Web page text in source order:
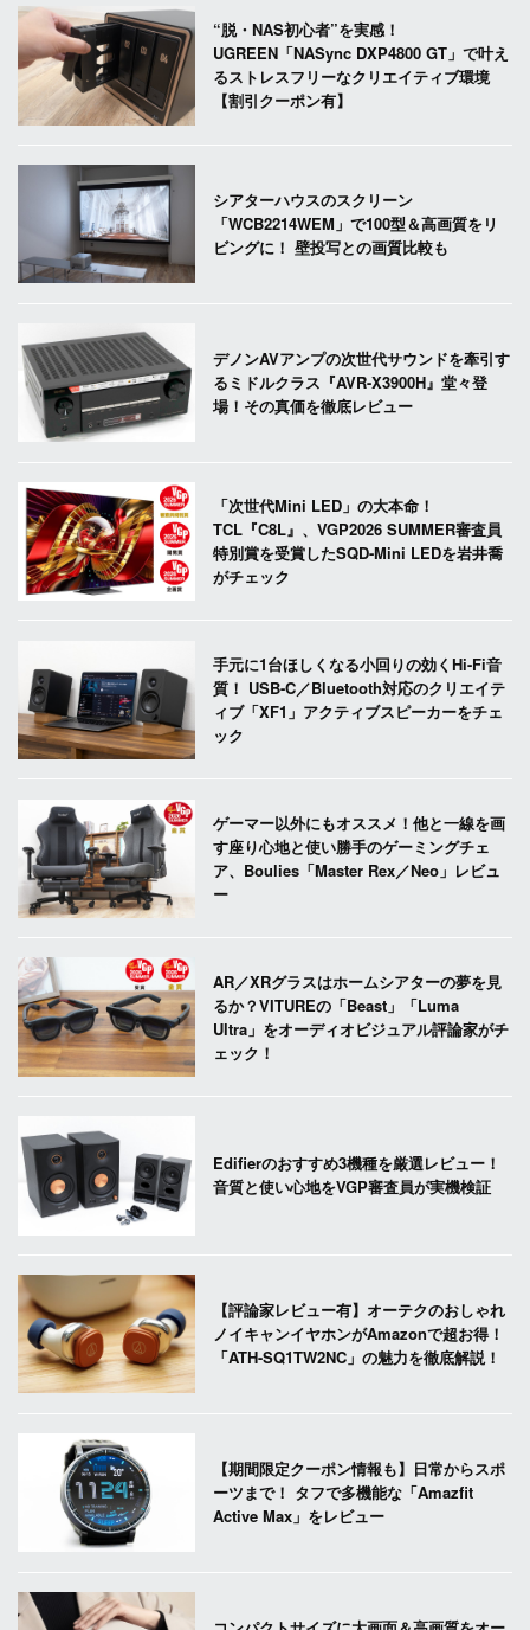
“脱・NAS初心者”を実感！
UGREEN「NASync DXP4800 GT」で叶え
るストレスフリーなクリエイティブ環境
【割引クーポン有】
シアターハウスのスクリーン
「WCB2214WEM」で100型＆高画質をリ
ビングに！ 壁投写との画質比較も
デノンAVアンプの次世代サウンドを牽引す
るミドルクラス『AVR-X3900H』堂々登
場！その真価を徹底レビュー
「次世代Mini LED」の大本命！
TCL『C8L』、VGP2026 SUMMER審査員
特別賞を受賞したSQD-Mini LEDを岩井喬
がチェック
手元に1台ほしくなる小回りの効くHi-Fi音
質！ USB-C／Bluetooth対応のクリエイテ
ィブ「XF1」アクティブスピーカーをチェ
ック
ゲーマー以外にもオススメ！他と一線を画
す座り心地と使い勝手のゲーミングチェ
ア、Boulies「Master Rex／Neo」レビュ
ー
AR／XRグラスはホームシアターの夢を見
るか？VITUREの「Beast」「Luma
Ultra」をオーディオビジュアル評論家がチ
ェック！
Edifierのおすすめ3機種を厳選レビュー！
音質と使い心地をVGP審査員が実機検証
【評論家レビュー有】オーテクのおしゃれ
ノイキャンイヤホンがAmazonで超お得！
「ATH-SQ1TW2NC」の魅力を徹底解説！
【期間限定クーポン情報も】日常からスポ
ーツまで！ タフで多機能な「Amazfit
Active Max」をレビュー